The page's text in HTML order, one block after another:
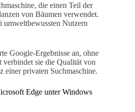
die einen Teil der
von Bäumen verwendet.
umweltbewussten Nutzern
Google-Ergebnisse an, ohne
sie die Qualität von
einer privaten Suchmaschine.
Edge unter Windows